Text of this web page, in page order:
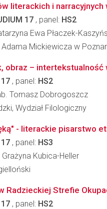
literackich i
17 , panel: HS2
Ewa Płaczek-
Mickiewicza w
obraz – intertekstualność
17 , panel: HS2
Tomasz Dobrogoszcz
Wydział Filologiczny
- literackie pisarstwo
17 , panel: HS3
Kubica-Heller
Radzieckiej Strefie
17 , panel: HS2